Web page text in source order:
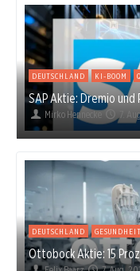
DEUTSCHLAND KI-BOOM
SAP Aktie: Dremio und
Mirko Hennecke 7.
DEUTSCHLAND
Ottobock Aktie: 15